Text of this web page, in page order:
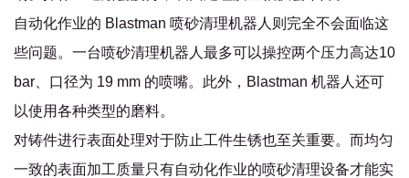
自动化作业的 Blastman 喷砂清理机器人则完全不会面临这
些问题。一台喷砂清理机器人最多可以操控两个压力高达10
bar、口径为 19 mm 的喷嘴。此外，Blastman 机器人还可
以使用各种类型的磨料。
对铸件进行表面处理对于防止工件生锈也至关重要。而均匀
一致的表面加工质量只有自动化作业的喷砂清理设备才能实